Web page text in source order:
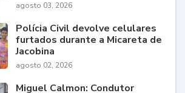
agosto 03, 2026
Polícia Civil devolve celulares
furtados durante a Micareta de
Jacobina
agosto 02, 2026
Miguel Calmon: Condutor